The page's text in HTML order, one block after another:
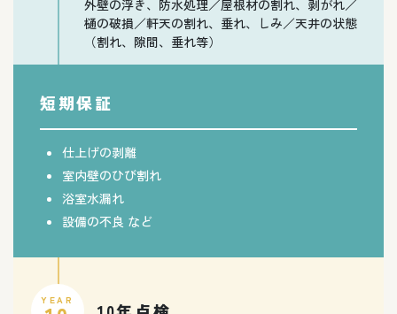
外壁の浮き、防水処理／屋根材の割れ、剥がれ／
樋の破損／軒天の割れ、垂れ、しみ／天井の状態
（割れ、隙間、垂れ等）
短期保証
仕上げの剥離
室内壁のひび割れ
浴室水漏れ
設備の不良 など
YEAR